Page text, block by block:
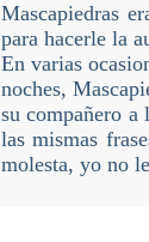
Mascapiedras
para hacerle la
En varias
noches,
su compañero a
las mismas
molesta, yo no